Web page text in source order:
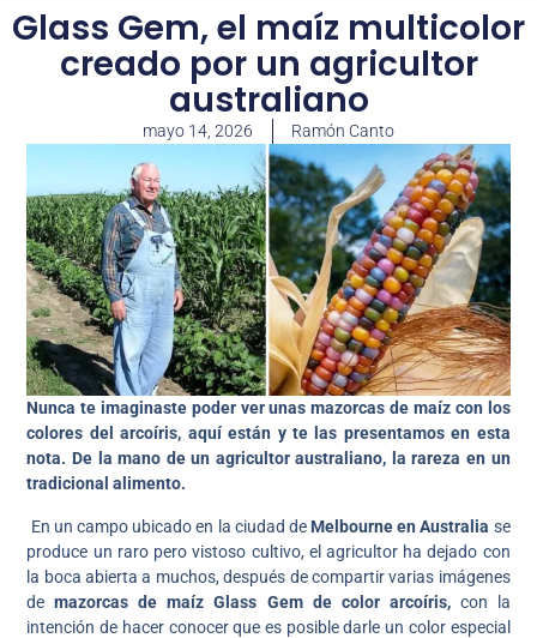
Glass Gem, el maíz multicolor
creado por un agricultor
australiano
mayo 14, 2026 Ramón Canto
Nunca te imaginaste poder ver unas mazorcas de maíz con los
colores del arcoíris, aquí están y te las presentamos en esta
nota. De la mano de un agricultor australiano, la rareza en un
tradicional alimento.
En un campo ubicado en la ciudad de Melbourne en Australia se
produce un raro pero vistoso cultivo, el agricultor ha dejado con
la boca abierta a muchos, después de compartir varias imágenes
de mazorcas de maíz Glass Gem de color arcoíris,con la
intención de hacer conocer que es posible darle un color especial